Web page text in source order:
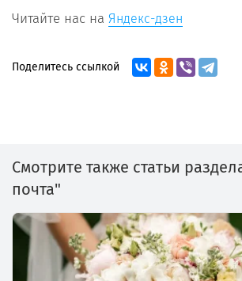
Читайте нас на Яндекс-дзен
Поделитесь ссылкой
Смотрите также статьи
почта"